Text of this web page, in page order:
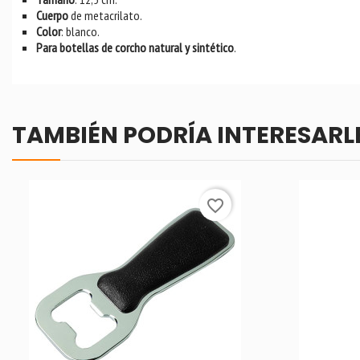
Cuerpode metacrilato.
Color: blanco.
Para botellas de corcho natural y sintético.
TAMBIÉN PODRÍA
favorite_border